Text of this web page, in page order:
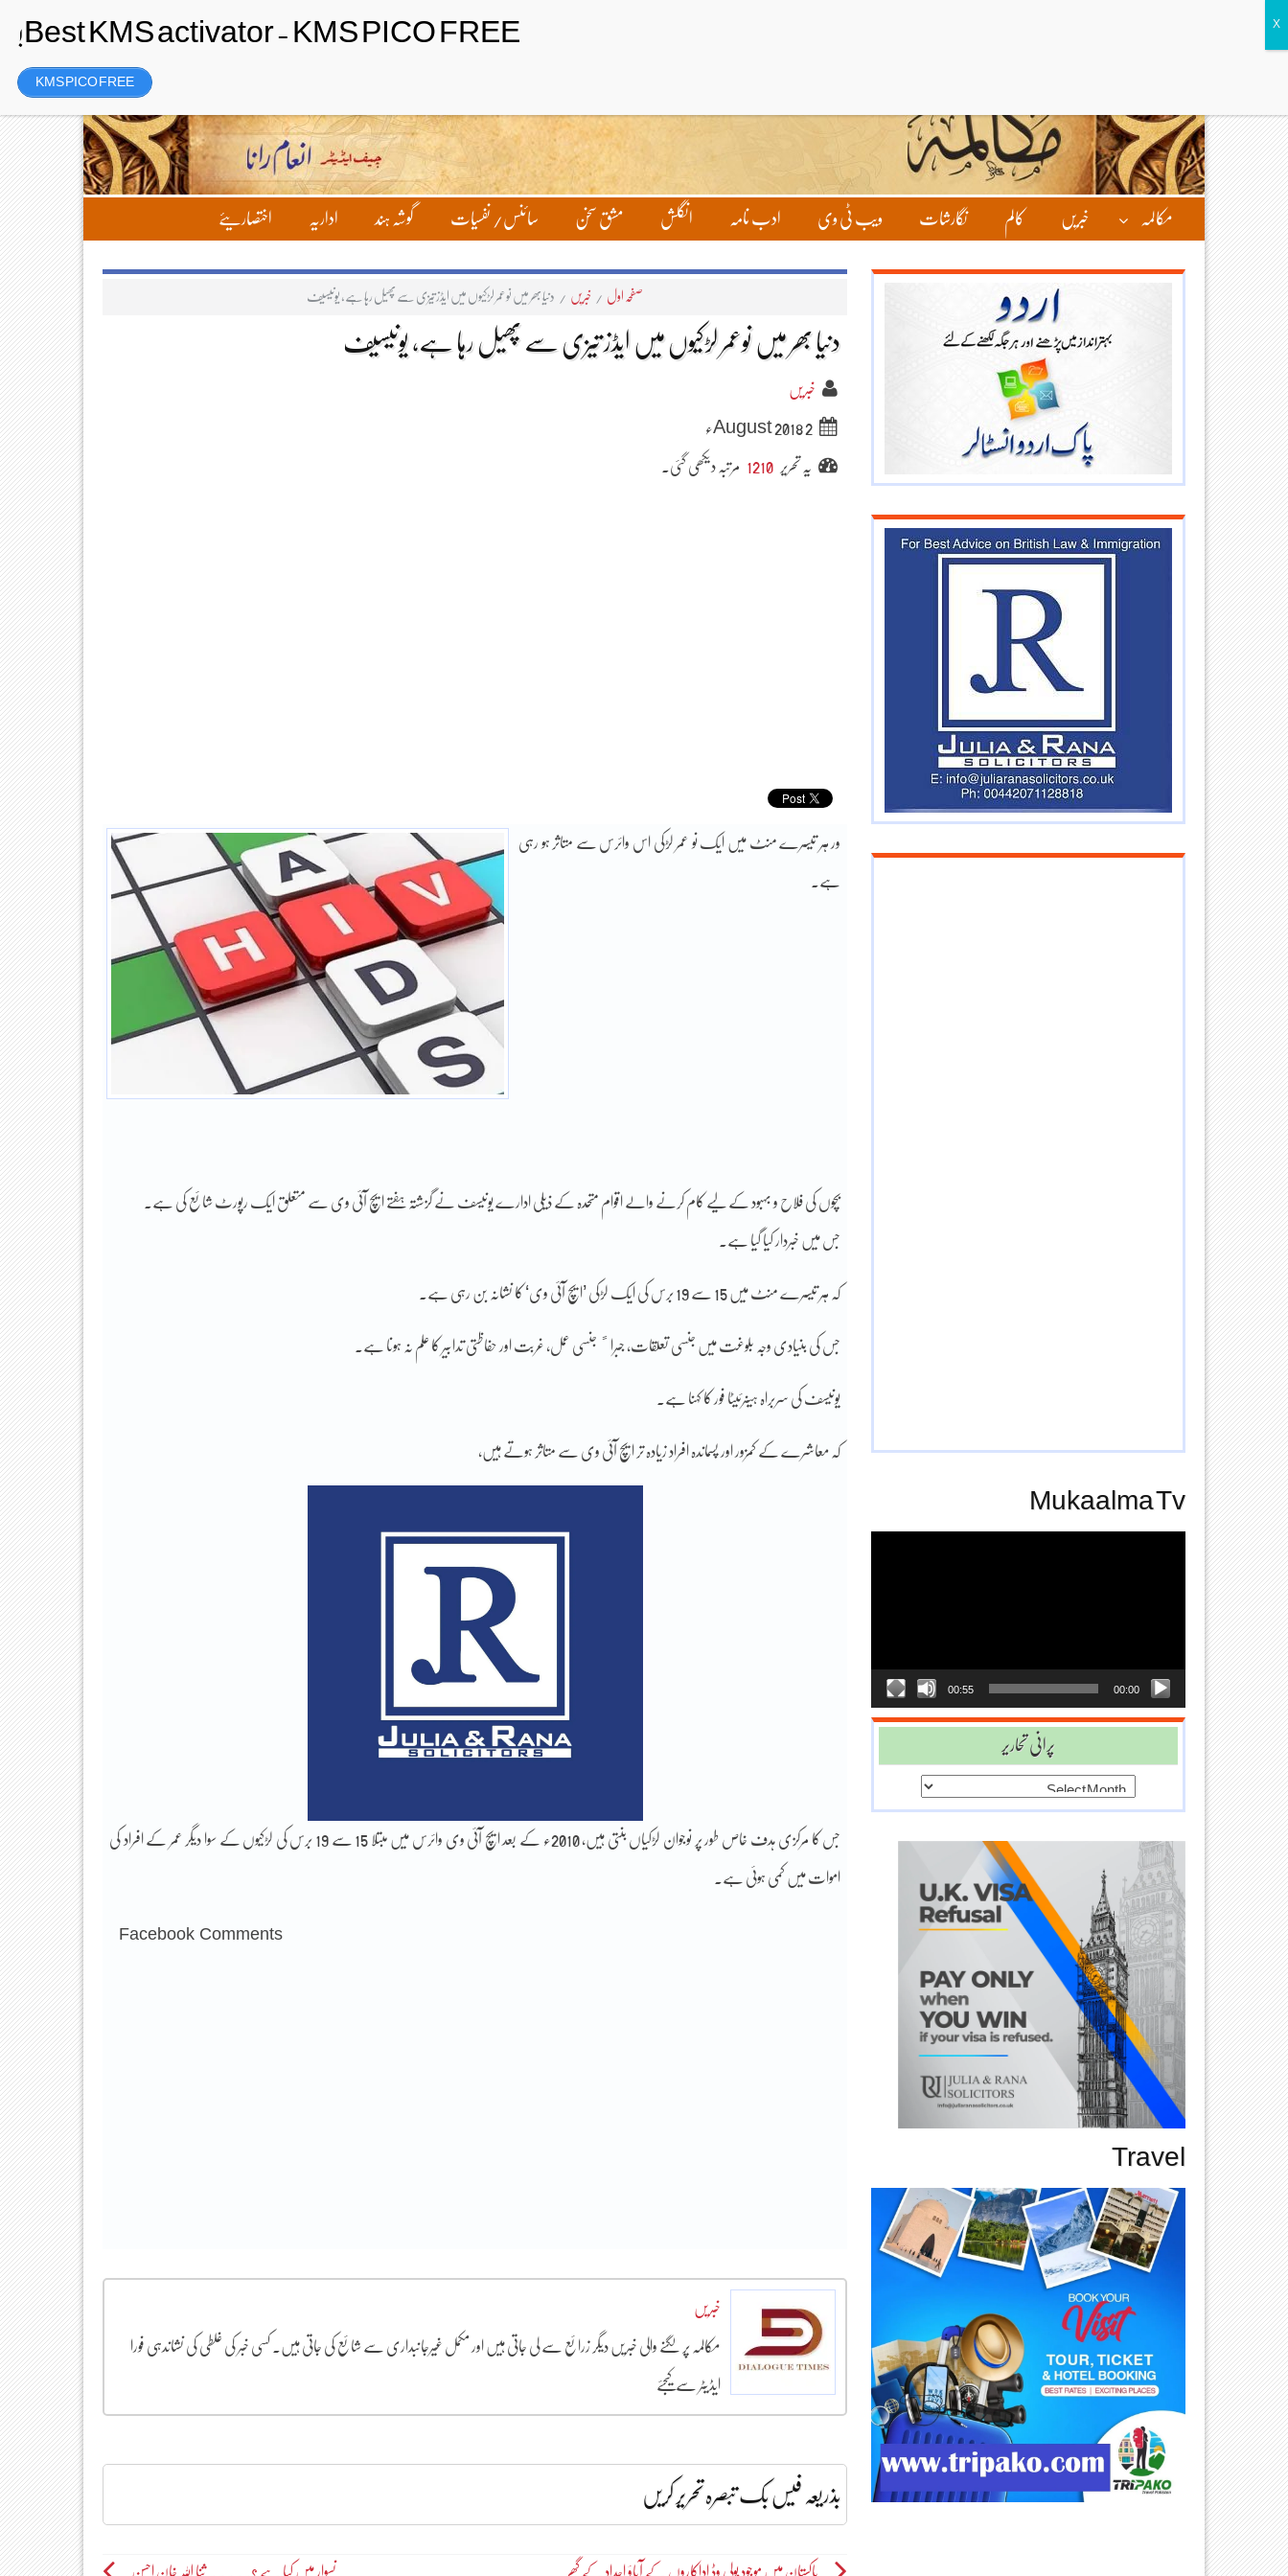
Saturday، 8 August 2026ء
مکالمہ خبریں کالم نگارشات ویب ٹی وی ادب نامہ انگلش مشق سخن سائنس/ نفسیات گوشہ ہند اداریہ اختصاریئے
صفحہ اول / خبریں / دنیا بھر میں نوعمر لڑکیوں میں ایڈز تیزی سے پھیل رہا ہے، یونیسیف
دنیا بھر میں نوعمر لڑکیوں میں ایڈز تیزی سے پھیل رہا ہے، یونیسیف
خبریں
2 August 2018ء
یہ تحریر 1210 مرتبہ دیکھی گئی۔
ور ہر تیسرے منٹ میں ایک نو عمر لڑکی اس وائرس سے متاثر ہو رہی
ہے۔
بچوں کی فلاح و بہبود کے لیے کام کرنے والے اقوام متحدہ کے ذیلی ادارے یونیسف نے گزشتہ ہفتے ایچ آئی وی سے متعلق ایک رپورٹ شائع کی ہے.
جس میں خبردار کیا گیا ہے.
کہ ہر تیسرے منٹ میں 15 سے 19 برس کی ایک لڑکی ’ایچ آئی وی‘ کا نشانہ بن رہی ہے.
جس کی بنیادی وجہ بلوغت میں جنسی تعلقات، جبراﹰ جنسی عمل، غربت اور حفاظتی تدابیر کا علم نہ ہونا ہے۔
یونیسف کی سربراہ ہینرئیٹا فور کا کہنا ہے.
کہ معاشرے کے کمزور اور پسماندہ افراد زیادہ تر ایچ آئی وی سے متاثر ہوتے ہیں،
جس کا مرکزی ہدف خاص طور پر نوجوان لڑکیاں بنتی ہیں، 2010ء کے بعد ایچ آئی وی وائرس میں مبتلا 15 سے 19 برس کی لڑکیوں کے سوا دیگر عمر کے افراد کی
اموات میں کمی ہوئی ہے۔
Facebook Comments
خبریں
مکالمہ پر لگنے والی خبریں دیگر زرائع سے لی جاتی ہیں اور مکمل غیرجانبداری سے شائع کی جاتی ہیں۔ کسی خبر کی غلطی کی نشاندہی فورا
ایڈیٹر سے کیجئے
بذریعہ فیس بک تبصرہ تحریر کریں
پاکستان میں موجود بولی وڈ اداکاروں کے آباؤ اجداد کے گھر نسوار میں کیا ہے ؟۔۔۔۔۔ ثنا اللہ خان احسن
Mukaalma Tv
00:00
00:55
پرانی تحاریر
Travel
KMS PICO FREE